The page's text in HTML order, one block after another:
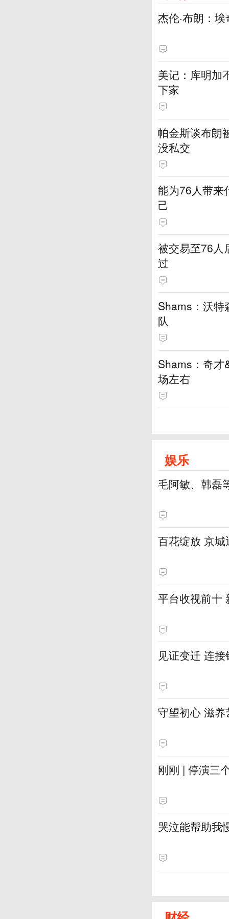
杰伦·布朗：
美记：库明加
下家
帕金斯谈布朗
没私交
能为76人带来
己
被交易至76人
过
Shams：沃特
队
Shams：奇才
场左右
娱乐
毛阿敏、韩磊
百花绽放 京
平台收视前十
见证变迁 连
守望初心 滋
刚刚 | 停演三
哭泣能帮助我